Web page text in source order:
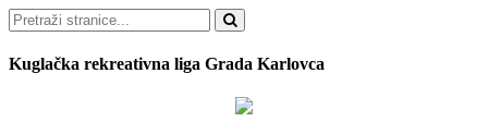
Pretraži
Kuglačka rekreativna liga Grada Karlovca